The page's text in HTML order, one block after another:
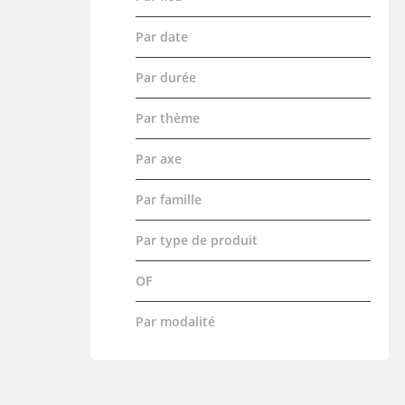
Par date
Par durée
Par thème
Par axe
Par famille
Par type de produit
OF
Par modalité